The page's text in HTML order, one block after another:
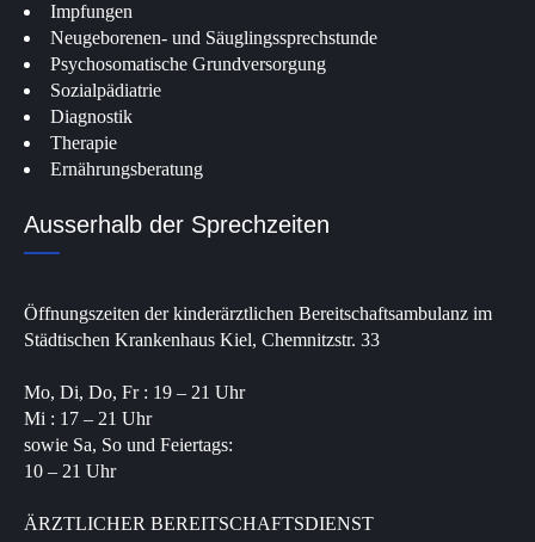
Impfungen
Neugeborenen- und Säuglingssprechstunde
Psychosomatische Grundversorgung
Sozialpädiatrie
Diagnostik
Therapie
Ernährungsberatung
Ausserhalb der Sprechzeiten
Öffnungszeiten der kinderärztlichen Bereitschaftsambulanz im
Städtischen Krankenhaus Kiel, Chemnitzstr. 33
Mo, Di, Do, Fr : 19 – 21 Uhr
Mi : 17 – 21 Uhr
sowie Sa, So und Feiertags:
10 – 21 Uhr
ÄRZTLICHER BEREITSCHAFTSDIENST